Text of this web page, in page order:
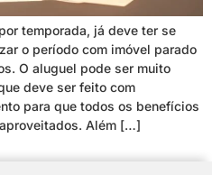
temporada, já deve ter se
o período com imóvel parado
O aluguel pode ser muito
deve ser feito com
para que todos os benefícios
Além […]